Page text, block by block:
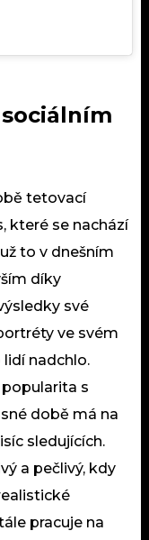
tetovací
které se nachází
to v dnešním
díky
své
ve svém
nadchlo.
s
době má na
sledujících.
a pečlivý, kdy
pracuje na